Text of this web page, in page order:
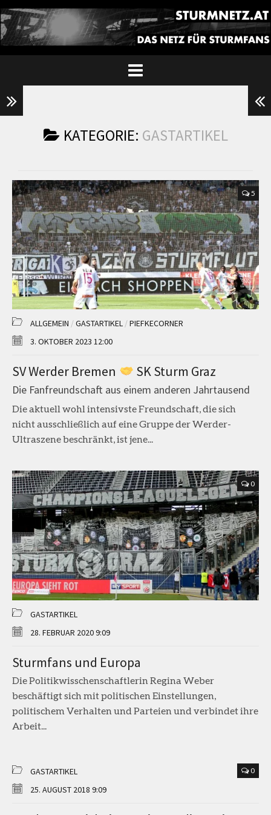
KATEGORIE: GASTARTIKEL
5
ALLGEMEIN /GASTARTIKEL /PIEFKECORNER
3. OKTOBER 2023 12:00
SV Werder Bremen SK Sturm Graz
Die Fanfreundschaft aus einem anderen Jahrtausend
Die aktuell wohl intensivste Freundschaft, die sich
nicht ausschließlich auf eine Gruppe der Werder-
Ultraszene beschränkt, ist jene...
0
GASTARTIKEL
28. FEBRUAR 2020 9:09
Sturmfans und Europa
Die Politikwisschenschaftlerin Regina Weber
beschäftigt sich mit politischen Einstellungen,
politischem Verhalten und Parteien und verbindet ihre
Arbeit...
0
GASTARTIKEL
25. AUGUST 2018 9:09